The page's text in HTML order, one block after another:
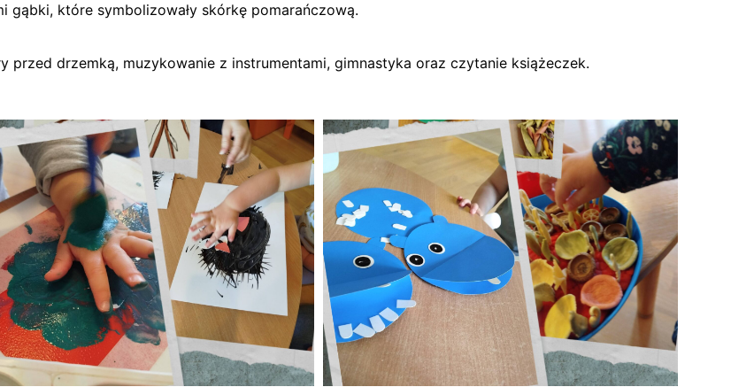
gąbki, które symbolizowały skórkę pomarańczową.
przed drzemką, muzykowanie z instrumentami, gimnastyka oraz czytanie książeczek.